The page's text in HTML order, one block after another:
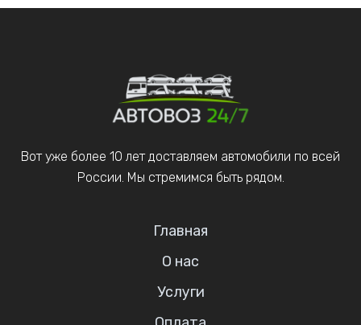
Вот уже более 10 лет доставляем автомобили по всей
России. Мы стремимся быть рядом.
Главная
О нас
Услуги